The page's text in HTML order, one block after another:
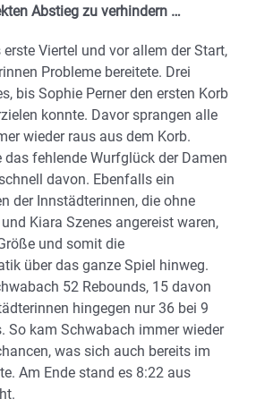
Abstieg zu verhindern …
erste Viertel und vor allem der Start,
Probleme bereitete. Drei
bis Sophie Perner den ersten Korb
konnte. Davor sprangen alle
wieder raus aus dem Korb.
fehlende Wurfglück der Damen
davon. Ebenfalls ein
der Innstädterinnen, die ohne
Kiara Szenes angereist waren,
und somit die
über das ganze Spiel hinweg.
52 Rebounds, 15 davon
hingegen nur 36 bei 9
So kam Schwabach immer wieder
was sich auch bereits im
Am Ende stand es 8:22 aus